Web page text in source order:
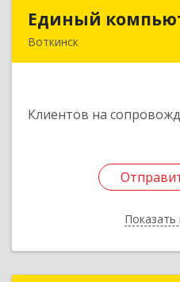
Единый
Воткинск
Клиентов на
Показать
Единый